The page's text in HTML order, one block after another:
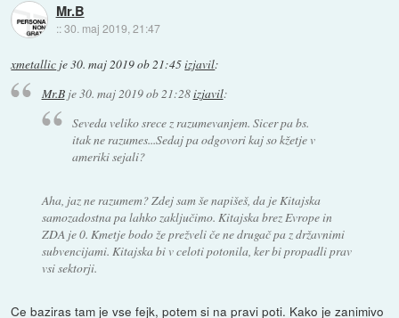
Mr.B
::30. maj 2019, 21:47
xmetallic je30. maj 2019 ob 21:45izjavil:
Mr.Bje30. maj 2019 ob 21:28izjavil:
Seveda veliko srece z razumevanjem. Sicer pa bs.
itak ne razumes...Sedaj pa odgovori kaj so kžetje v
ameriki sejali?
Aha, jaz ne razumem? Zdej sam še napišeš, da je Kitajska
samozadostna pa lahko zaključimo. Kitajska brez Evrope in
ZDA je 0. Kmetje bodo že prežveli če ne drugač pa z državnimi
subvencijami. Kitajska bi v celoti potonila, ker bi propadli prav
vsi sektorji.
Ce baziras tam je vse fejk, potem si na pravi poti. Kako je zanimivo